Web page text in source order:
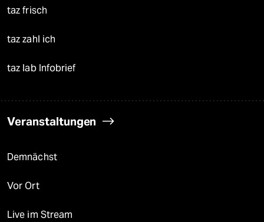
taz frisch
taz zahl ich
taz lab Infobrief
Veranstaltungen
Demnächst
Vor Ort
Live im Stream